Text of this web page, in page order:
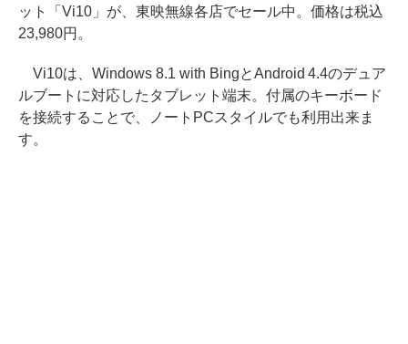
ット「Vi10」が、東映無線各店でセール中。価格は税込
23,980円。
Vi10は、Windows 8.1 with BingとAndroid 4.4のデュア
ルブートに対応したタブレット端末。付属のキーボード
を接続することで、ノートPCスタイルでも利用出来ま
す。